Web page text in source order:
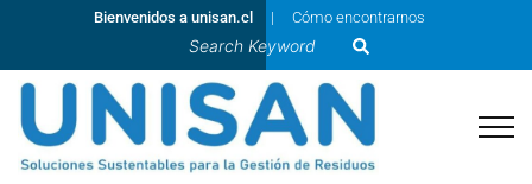
Bienvenidos a unisan.cl Cómo encontrarnos